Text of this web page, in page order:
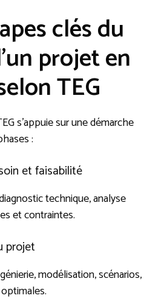
clés du
projet en
TEG
s’appuie sur une démarche
:
et faisabilité
technique, analyse
et contraintes.
projet
modélisation, scénarios,